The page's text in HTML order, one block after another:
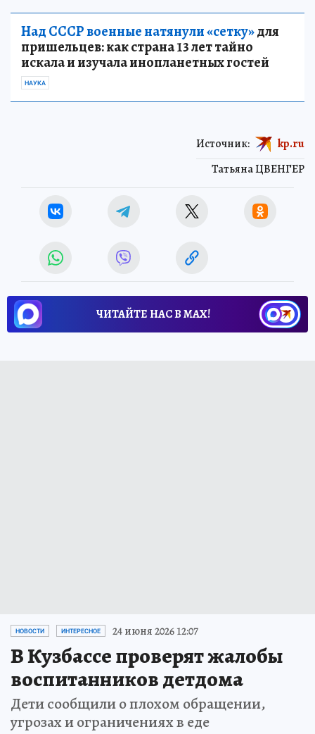
Над СССР военные натянули «сетку»для
пришельцев: как страна 13 лет тайно
искала и изучала инопланетных гостей
НАУКА
Татьяна ЦВЕНГЕР
Источник: kp.ru
ЧИТАЙТЕ НАС В МАХ!
НОВОСТИ ИНТЕРЕСНОЕ 24 июня 2026 12:07
В Кузбассе проверят жалобы
воспитанников детдома
Дети сообщили о плохом обращении,
угрозах и ограничениях в еде